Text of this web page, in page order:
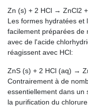
Zn (s) + 2 HCl → ZnCl2
Les formes hydratées et
facilement préparées de
avec de l'acide
réagissent avec HCl:
ZnS (s) + 2 HCl (aq) →
Contrairement à de
essentiellement dans un
la purification du chlorure.